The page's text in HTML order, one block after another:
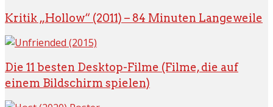
Kritik „Hollow“ (2011) – 84 Minuten Langeweile
Die 11 besten Desktop-Filme (Filme, die auf
einem Bildschirm spielen)